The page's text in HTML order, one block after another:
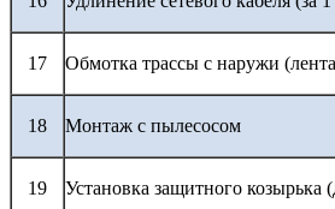
17 Обмотка трассы с наружи
18 Монтаж с пылесосом
19 Установка защитного козырька